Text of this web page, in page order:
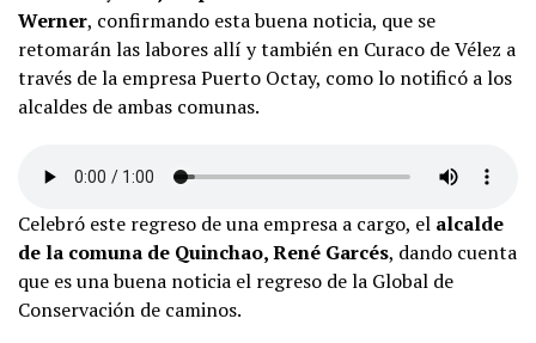
Werner, confirmando esta buena noticia, que se
retomarán las labores allí y también en Curaco de Vélez a
través de la empresa Puerto Octay, como lo notificó a los
alcaldes de ambas comunas.
Celebró este regreso de una empresa a cargo, el alcalde
de la comuna de Quinchao, René Garcés, dando cuenta
que es una buena noticia el regreso de la Global de
Conservación de caminos.